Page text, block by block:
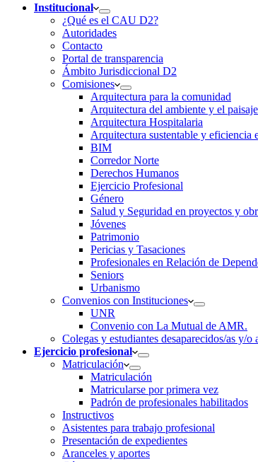
Institucional
¿Qué es el CAU D2?
Autoridades
Contacto
Portal de transparencia
Ámbito Jurisdiccional D2
Comisiones
Arquitectura para la comunidad
Arquitectura del ambiente y el paisaje
Arquitectura Hospitalaria
Arquitectura sustentable y eficiencia
BIM
Corredor Norte
Derechos Humanos
Ejercicio Profesional
Género
Salud y Seguridad en proyectos y
Jóvenes
Patrimonio
Pericias y Tasaciones
Profesionales en Relación de
Seniors
Urbanismo
Convenios con Instituciones
UNR
Convenio con La Mutual de AMR.
Colegas y estudiantes desaparecidos/as y/
Ejercicio profesional
Matriculación
Matriculación
Matricularse por primera vez
Padrón de profesionales habilitados
Instructivos
Asistentes para trabajo profesional
Presentación de expedientes
Aranceles y aportes